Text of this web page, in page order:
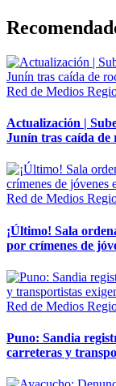
Red de Medios
Actualización |
Junín tras caída de
Red de Medios
¡Último! Sala
por crímenes de
Red de Medios
Puno: Sandia
carreteras y